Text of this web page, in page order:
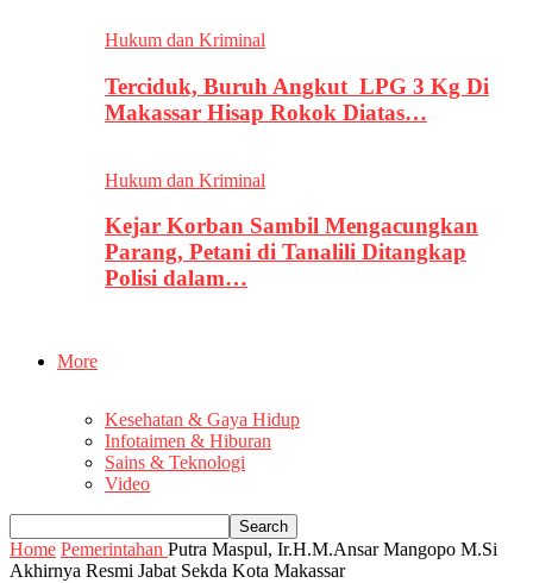
Hukum dan Kriminal
Terciduk, Buruh Angkut LPG 3 Kg Di
Makassar Hisap Rokok Diatas…
Hukum dan Kriminal
Kejar Korban Sambil Mengacungkan
Parang, Petani di Tanalili Ditangkap
Polisi dalam…
More
Kesehatan & Gaya Hidup
Infotaimen & Hiburan
Sains & Teknologi
Video
Home Pemerintahan Putra Maspul, Ir.H.M.Ansar Mangopo M.Si
Akhirnya Resmi Jabat Sekda Kota Makassar